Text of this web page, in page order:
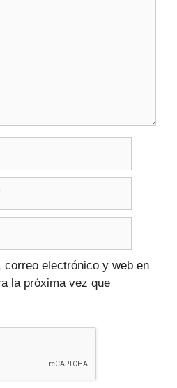
correo electrónico y web en
la próxima vez que